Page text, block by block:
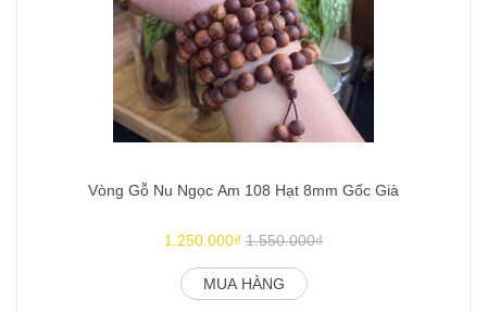
Vòng Gỗ Nu Ngọc Am 108 Hạt 8mm Gốc Già
1.250.000₫ 1.550.000₫
MUA HÀNG